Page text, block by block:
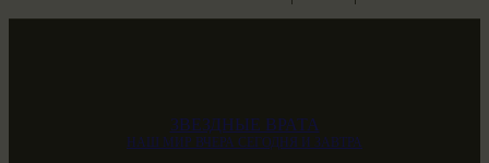
ЗВЕЗДНЫЕ ВРАТА
НАШ МИР ВЧЕРА СЕГОДНЯ И ЗАВТРА